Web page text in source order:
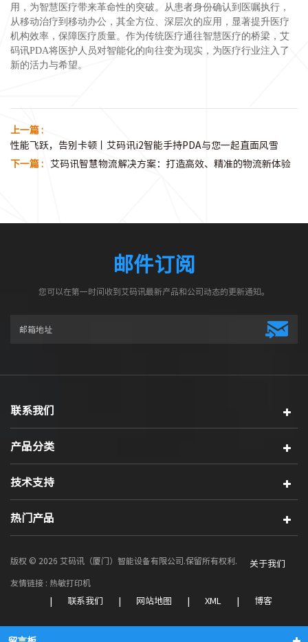
用，为智慧医疗带来革命性的突破。从患者身份确认到医嘱执行，
从移动治疗到移动办公，其全方位、深层次的应用，显著提升医疗
机构效率，保障医疗质量。作为传统医疗通往智慧医疗的桥梁，艾
码讯PDA将医护人员对智能化的向往变为现实，为医疗行业注入了
新的活力与希望。
上一篇 :
性能飞跃，告别卡顿丨艾码讯i2智能手持PDA与您一起直面风雪
下一篇 :
艾码讯智慧物流解决方案：打造高效、精准的物流新体验
邮件订阅
您可以在第一时间收到艾码讯最新产品和公司动态的更新通知。
联系我们
产品分类
技术支持
热门产品
版权 © 2026 艾码讯（厦门）智能设备有限公司.保留所有权利.
友情链接 : 热敏打印机
关于我们
联系我们 网站地图 XML 博客